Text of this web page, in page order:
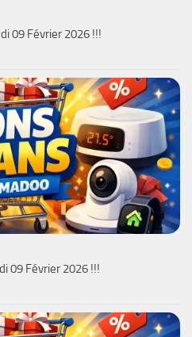
09 Février 2026 !!!
09 Février 2026 !!!